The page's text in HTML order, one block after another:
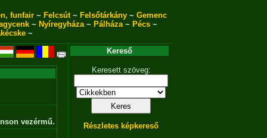
funfair~ Felcsút~ Felsőtárkány~ Gemenc
~ Nyíregyháza~ Pálháza~ Pécs~
~
vezérmű.
Kereső
Keresett szöveg:
Részletes képkereső